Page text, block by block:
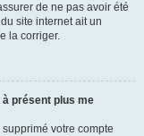
de ne pas avoir été
site internet ait un
la corriger.
présent plus me
supprimé votre compte